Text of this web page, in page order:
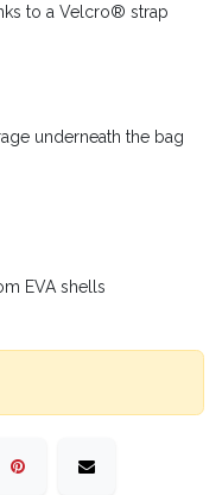
to a Velcro® strap
underneath the bag
EVA shells